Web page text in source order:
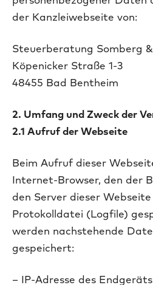
der Kanzleiwebseite von:
Steuerberatung Somberg
Köpenicker Straße 1-3
48455 Bad Bentheim
2. Umfang und Zweck der
2.1 Aufruf der Webseite
Beim Aufruf dieser
Internet-Browser, den der
den Server dieser
Protokolldatei (Logfile)
werden nachstehende
gespeichert:
– IP-Adresse des